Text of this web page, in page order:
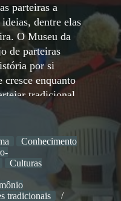
parteiras a
dentre elas
O Museu da
de parteiras
por si
cresce enquanto
tradicional,
valorizando
num espaço de
e parcerias. O
em processo,
e
universo.
Conhecimento
Culturas
tradicionais